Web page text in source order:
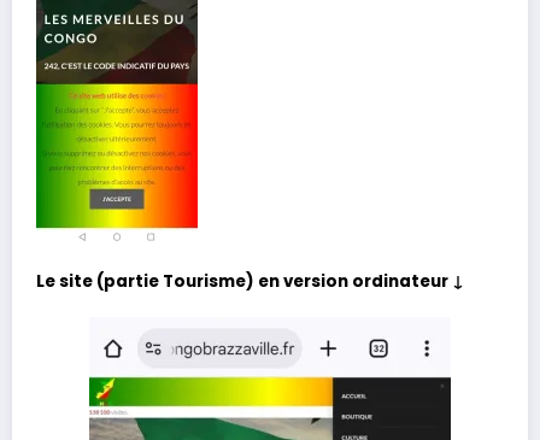
Le site (partie Tourisme) en version ordinateur ↓